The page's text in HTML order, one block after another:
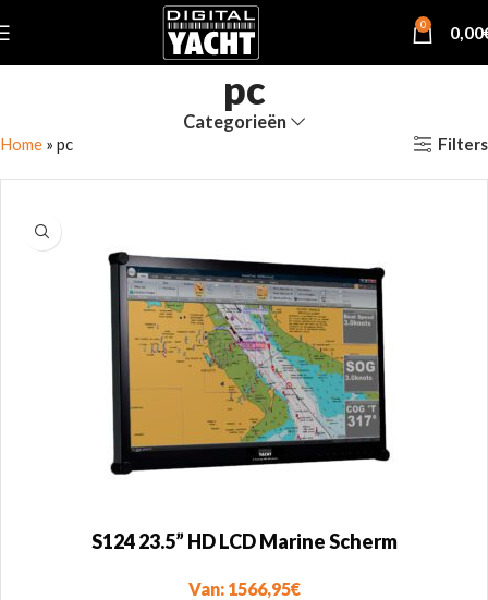
0 0,00
pc
Categorieën
Home » pc Filters
S124 23.5” HD LCD Marine Scherm
Van: 1566,95€